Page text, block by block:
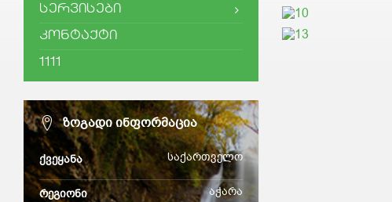
ᲡᲔᲠᲕᲘᲡᲔᲑᲘ
ᲙᲝᲜᲢᲐᲥᲢᲘ
1111
ᲖᲝᲒᲐᲓᲘ ᲘᲜᲤᲝᲠᲛᲐᲪᲘᲐ
ქვეყანა საქართველო
რეგიონი აჭარა